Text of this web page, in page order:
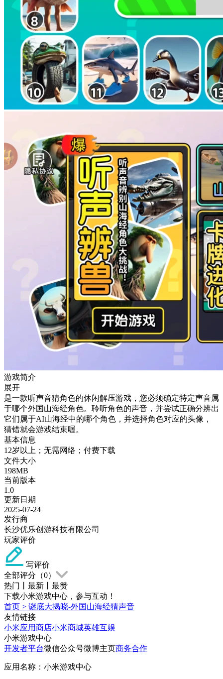
游戏简介
展开
是一款听声音猜角色的休闲解压游戏，您必须确定特定声音属
于哪个外国山海经角色。聆听角色的声音，并尝试正确分辨出
它们属于AI山海经中的哪个角色，并选择角色对应的头像，
猜错就会游戏结束喔。
基本信息
12岁以上；无需网络；付费下载
文件大小
198MB
当前版本
1.0
更新日期
2025-07-24
发行商
长沙优乐创游科技有限公司
玩家评价
写评价
全部评分（0）
热门
最新
最赞
下载小米游戏中心，参与互动！
首页 > 谜底大揭晓-外国山海经猜声音
友情链接
小米应用商店小米商城英雄互娱
小米游戏中心
开发者平台微信公众号微博主页商务合作
应用名称：小米游戏中心